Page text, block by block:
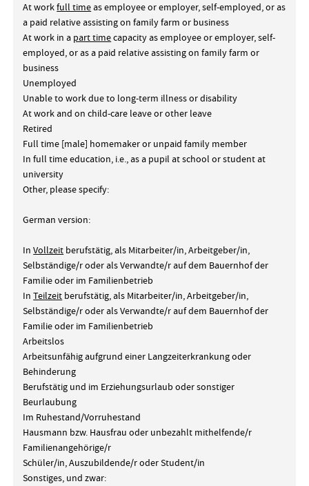
At workfull time as employee or employer, self-employed, or as
a paid relative assisting on family farm or business
At work in a part timecapacity as employee or employer, self-
employed, or as a paid relative assisting on family farm or
business
Unemployed
Unable to work due to long-term illness or disability
At work and on child-care leave or other leave
Retired
Full time [male] homemaker or unpaid family member
In full time education, i.e., as a pupil at school or student at
university
Other, please specify:
German version:
InVollzeit berufstätig, als Mitarbeiter/in, Arbeitgeber/in,
Selbständige/r oder als Verwandte/r auf dem Bauernhof der
Familie oder im Familienbetrieb
InTeilzeit berufstätig, als Mitarbeiter/in, Arbeitgeber/in,
Selbständige/r oder als Verwandte/r auf dem Bauernhof der
Familie oder im Familienbetrieb
Arbeitslos
Arbeitsunfähig aufgrund einer Langzeiterkrankung oder
Behinderung
Berufstätig und im Erziehungsurlaub oder sonstiger
Beurlaubung
Im Ruhestand/Vorruhestand
Hausmann bzw. Hausfrau oder unbezahlt mithelfende/r
Familienangehörige/r
Schüler/in, Auszubildende/r oder Student/in
Sonstiges, und zwar: